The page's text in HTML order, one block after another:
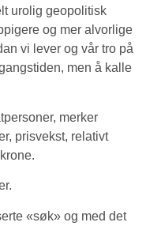
urolig geopolitisk
og mer alvorlige
vi lever og vår tro på
men å kalle
merker
prisvekst, relativt
«søk» og med det